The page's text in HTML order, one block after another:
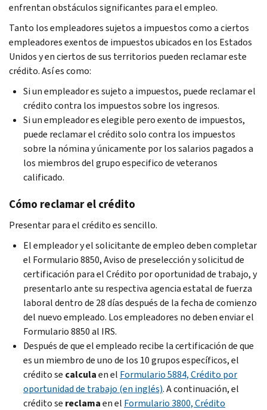
enfrentan obstáculos significantes para el empleo.
Tanto los empleadores sujetos a impuestos como a ciertos
empleadores exentos de impuestos ubicados en los Estados
Unidos y en ciertos de sus territorios pueden reclamar este
crédito. Así es como:
Si un empleador es sujeto a impuestos, puede reclamar el
crédito contra los impuestos sobre los ingresos.
Si un empleador es elegible pero exento de impuestos,
puede reclamar el crédito solo contra los impuestos
sobre la nómina y únicamente por los salarios pagados a
los miembros del grupo especifico de veteranos
calificado.
Cómo reclamar el crédito
Presentar para el crédito es sencillo.
El empleador y el solicitante de empleo deben completar
el Formulario 8850, Aviso de preselección y solicitud de
certificación para el Crédito por oportunidad de trabajo, y
presentarlo ante su respectiva agencia estatal de fuerza
laboral dentro de 28 días después de la fecha de comienzo
del nuevo empleado. Los empleadores no deben enviar el
Formulario 8850 al IRS.
Después de que el empleado recibe la certificación de que
es un miembro de uno de los 10 grupos específicos, el
crédito se calculaen el Formulario 5884, Crédito por
oportunidad de trabajo (en inglés). A continuación, el
crédito se reclamaen el Formulario 3800, Crédito